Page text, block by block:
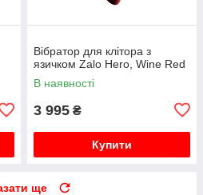
Вібратор для клітора з
язичком Zalo Hero, Wine Red
В наявності
3 995 ₴
Купити
ще